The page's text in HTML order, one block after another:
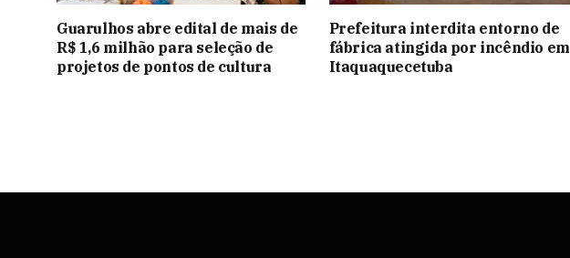
Guarulhos abre edital de mais de
R$ 1,6 milhão para seleção de
projetos de pontos de cultura
Prefeitura interdita entorno de
fábrica atingida por incêndio em
Itaquaquecetuba